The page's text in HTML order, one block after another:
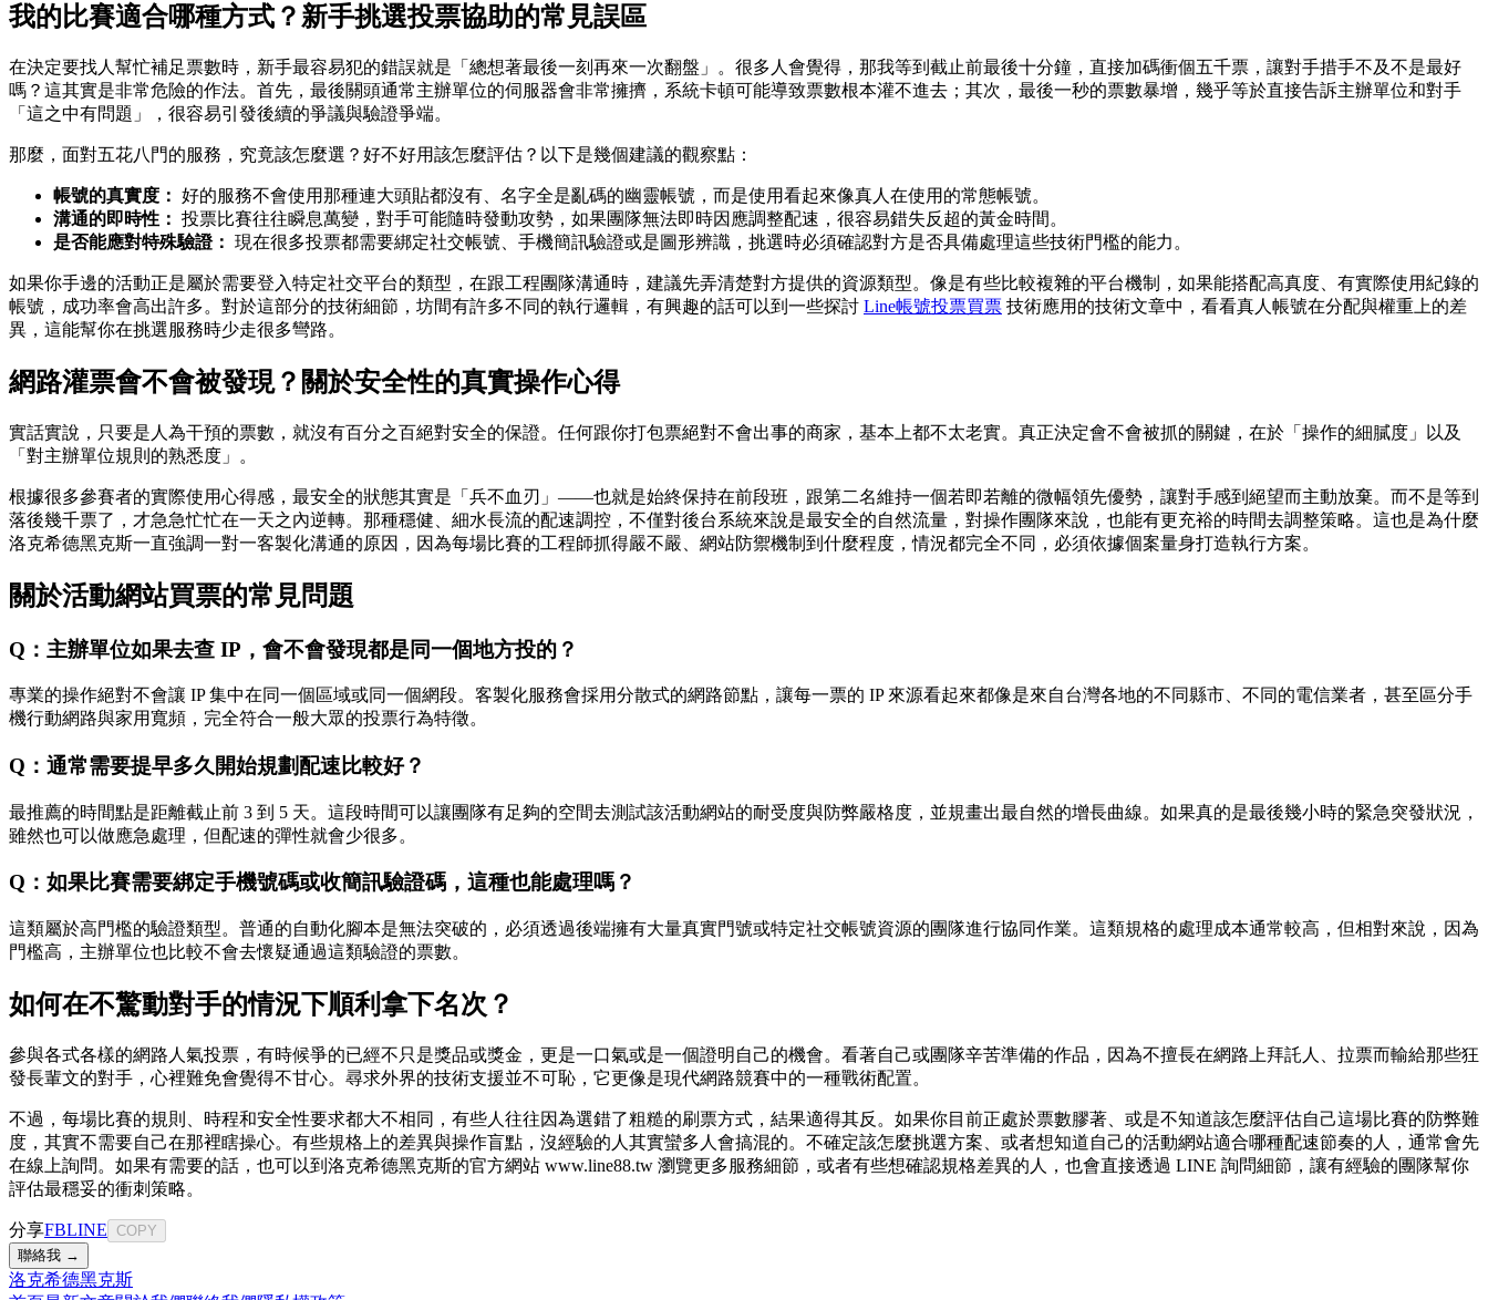
我的比賽適合哪種方式？新手挑選投票協助的常見誤區
在決定要找人幫忙補足票數時，新手最容易犯的錯誤就是「總想著最後一刻再來一次翻盤」。很多人會覺得，那我等到截止前最後十分鐘，直接加碼衝個五千票，讓對手措手不及不是最好
嗎？這其實是非常危險的作法。首先，最後關頭通常主辦單位的伺服器會非常擁擠，系統卡頓可能導致票數根本灌不進去；其次，最後一秒的票數暴增，幾乎等於直接告訴主辦單位和對手
「這之中有問題」，很容易引發後續的爭議與驗證爭端。
那麼，面對五花八門的服務，究竟該怎麼選？好不好用該怎麼評估？以下是幾個建議的觀察點：
帳號的真實度： 好的服務不會使用那種連大頭貼都沒有、名字全是亂碼的幽靈帳號，而是使用看起來像真人在使用的常態帳號。
溝通的即時性： 投票比賽往往瞬息萬變，對手可能隨時發動攻勢，如果團隊無法即時因應調整配速，很容易錯失反超的黃金時間。
是否能應對特殊驗證： 現在很多投票都需要綁定社交帳號、手機簡訊驗證或是圖形辨識，挑選時必須確認對方是否具備處理這些技術門檻的能力。
如果你手邊的活動正是屬於需要登入特定社交平台的類型，在跟工程團隊溝通時，建議先弄清楚對方提供的資源類型。像是有些比較複雜的平台機制，如果能搭配高真度、有實際使用紀錄的
帳號，成功率會高出許多。對於這部分的技術細節，坊間有許多不同的執行邏輯，有興趣的話可以到一些探討 Line帳號投票買票 技術應用的技術文章中，看看真人帳號在分配與權重上的差
異，這能幫你在挑選服務時少走很多彎路。
網路灌票會不會被發現？關於安全性的真實操作心得
實話實說，只要是人為干預的票數，就沒有百分之百絕對安全的保證。任何跟你打包票絕對不會出事的商家，基本上都不太老實。真正決定會不會被抓的關鍵，在於「操作的細膩度」以及
「對主辦單位規則的熟悉度」。
根據很多參賽者的實際使用心得感，最安全的狀態其實是「兵不血刃」——也就是始終保持在前段班，跟第二名維持一個若即若離的微幅領先優勢，讓對手感到絕望而主動放棄。而不是等到
落後幾千票了，才急急忙忙在一天之內逆轉。那種穩健、細水長流的配速調控，不僅對後台系統來說是最安全的自然流量，對操作團隊來說，也能有更充裕的時間去調整策略。這也是為什麼
洛克希德黑克斯一直強調一對一客製化溝通的原因，因為每場比賽的工程師抓得嚴不嚴、網站防禦機制到什麼程度，情況都完全不同，必須依據個案量身打造執行方案。
關於活動網站買票的常見問題
Q：主辦單位如果去查 IP，會不會發現都是同一個地方投的？
專業的操作絕對不會讓 IP 集中在同一個區域或同一個網段。客製化服務會採用分散式的網路節點，讓每一票的 IP 來源看起來都像是來自台灣各地的不同縣市、不同的電信業者，甚至區分手
機行動網路與家用寬頻，完全符合一般大眾的投票行為特徵。
Q：通常需要提早多久開始規劃配速比較好？
最推薦的時間點是距離截止前 3 到 5 天。這段時間可以讓團隊有足夠的空間去測試該活動網站的耐受度與防弊嚴格度，並規畫出最自然的增長曲線。如果真的是最後幾小時的緊急突發狀況，
雖然也可以做應急處理，但配速的彈性就會少很多。
Q：如果比賽需要綁定手機號碼或收簡訊驗證碼，這種也能處理嗎？
這類屬於高門檻的驗證類型。普通的自動化腳本是無法突破的，必須透過後端擁有大量真實門號或特定社交帳號資源的團隊進行協同作業。這類規格的處理成本通常較高，但相對來說，因為
門檻高，主辦單位也比較不會去懷疑通過這類驗證的票數。
如何在不驚動對手的情況下順利拿下名次？
參與各式各樣的網路人氣投票，有時候爭的已經不只是獎品或獎金，更是一口氣或是一個證明自己的機會。看著自己或團隊辛苦準備的作品，因為不擅長在網路上拜託人、拉票而輸給那些狂
發長輩文的對手，心裡難免會覺得不甘心。尋求外界的技術支援並不可恥，它更像是現代網路競賽中的一種戰術配置。
不過，每場比賽的規則、時程和安全性要求都大不相同，有些人往往因為選錯了粗糙的刷票方式，結果適得其反。如果你目前正處於票數膠著、或是不知道該怎麼評估自己這場比賽的防弊難
度，其實不需要自己在那裡瞎操心。有些規格上的差異與操作盲點，沒經驗的人其實蠻多人會搞混的。不確定該怎麼挑選方案、或者想知道自己的活動網站適合哪種配速節奏的人，通常會先
在線上詢問。如果有需要的話，也可以到洛克希德黑克斯的官方網站 www.line88.tw 瀏覽更多服務細節，或者有些想確認規格差異的人，也會直接透過 LINE 詢問細節，讓有經驗的團隊幫你
評估最穩妥的衝刺策略。
分享FBLINE
COPY
聯絡我 →
洛克希德黑克斯